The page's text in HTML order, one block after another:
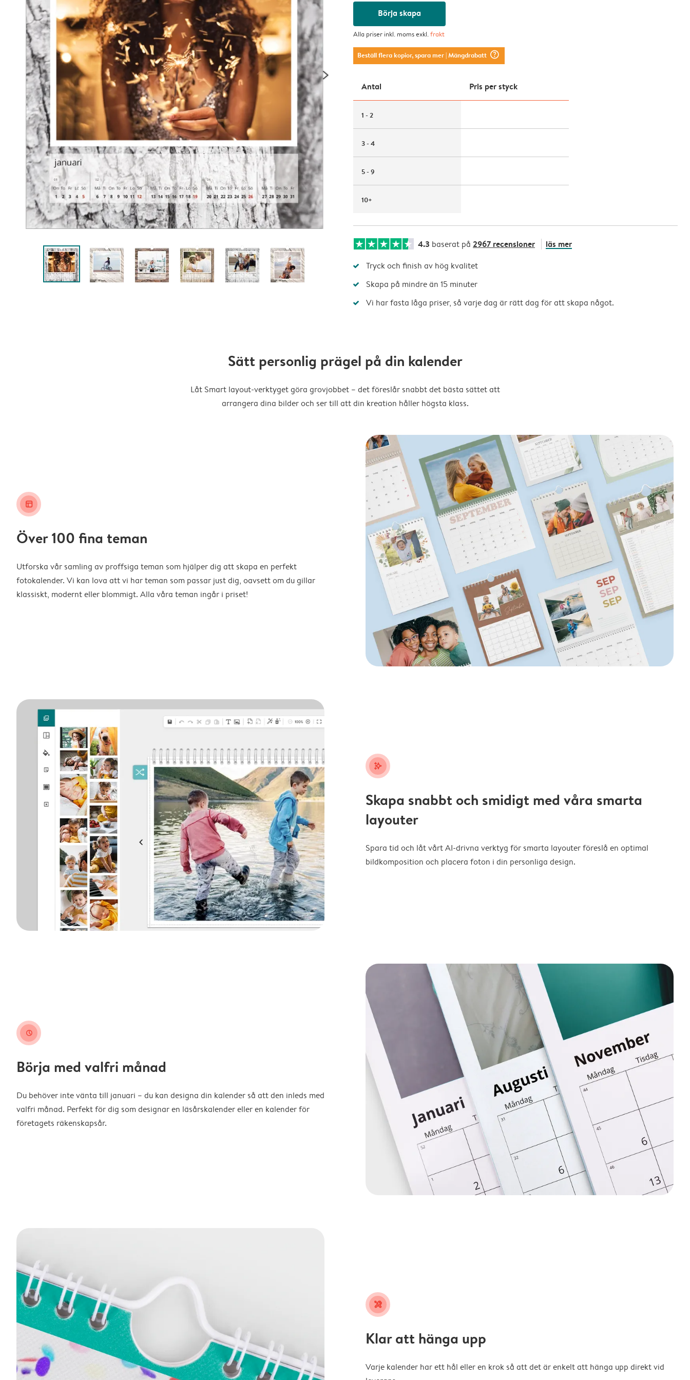
Börja skapa
Alla priser inkl. moms exkl.frakt
Beställ flera kopior, spara mer| Mängdrabatt question_mark_circle
Antal Pris per styck
1 - 2
3 - 4
5 - 9
10+
4.3 baserat på 2967 recensioner läs mer
Tryck och finish av hög kvalitet
Skapa på mindre än 15 minuter
Vi har fasta låga priser, så varje dag är rätt dag för att skapa något.
Sätt personlig prägel på din kalender
Låt Smart layout-verktyget göra grovjobbet – det föreslår snabbt det bästa sättet att
arrangera dina bilder och ser till att din kreation håller högsta klass.
layout_alt
Över 100 fina teman
Utforska vår samling av proffsiga teman som hjälper dig att skapa en perfekt
fotokalender. Vi kan lova att vi har teman som passar just dig, oavsett om du gillar
klassiskt, modernt eller blommigt. Alla våra teman ingår i priset!
stars_plus
Skapa snabbt och smidigt med våra smarta
layouter
Spara tid och låt vårt AI-drivna verktyg för smarta layouter föreslå en optimal
bildkomposition och placera foton i din personliga design.
clock
Börja med valfri månad
Du behöver inte vänta till januari – du kan designa din kalender så att den inleds med
valfri månad. Perfekt för dig som designar en läsårskalender eller en kalender för
företagets räkenskapsår.
tools
Klar att hänga upp
Varje kalender har ett hål eller en krok så att det är enkelt att hänga upp direkt vid